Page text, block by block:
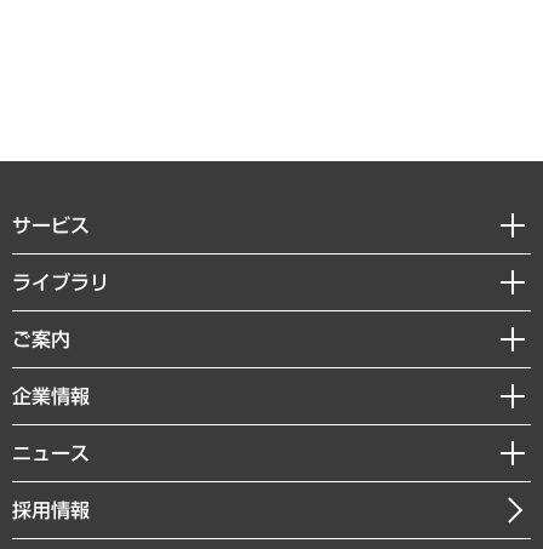
サービス
経営戦略
組織・人事戦略
デジタルイノベーション
共生・ダイバーシティ
GRC（ガバナンス・リスク・コンプライアンス）・防災（政策）
経済・産業・雇用・労働
ライブラリ
経済調査
レポート
コラム
経営用語集
受託・受注実績（官公庁関連）
ご案内
セミナー・イベント情報
MUFGビジネスセミナー
受託案件情報
企業情報
私たちの想い
社長メッセージ
会社概要
ニュース
ニュースリリース
お知らせ
採用情報